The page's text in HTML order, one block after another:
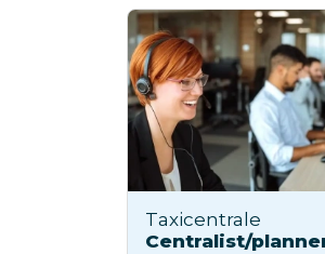
Taxicentrale
Centralist/